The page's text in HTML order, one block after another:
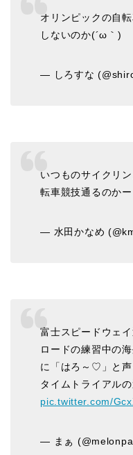
オリンピックの自
しないのか(´ω｀)
— しろすな
いつものサイクリ
転車競技通るのかー
— 水田かなめ
富士スピードウェ
ロードの練習中の
に「はろ～♡」と声
タイムトライアル
pic.twitter.com/
— まぁ